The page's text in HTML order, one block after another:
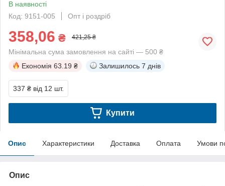
В наявності
Код: 9151-005
Опт і роздріб
358,06 ₴ 421,25 ₴
Мінімальна сума замовлення на сайті — 500 ₴
Економія 63.19 ₴ Залишилось 7 днів
337 ₴ від 12 шт.
Купити
Опис Характеристики Доставка Оплата Умови
Опис